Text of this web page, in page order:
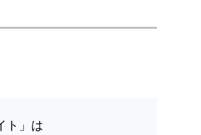
ト」は